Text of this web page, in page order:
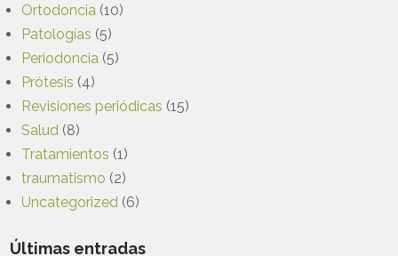
Ortodoncia (10)
Patologías (5)
Periodoncia (5)
Prótesis (4)
Revisiones periódicas (15)
Salud (8)
Tratamientos (1)
traumatismo (2)
Uncategorized (6)
Últimas entradas